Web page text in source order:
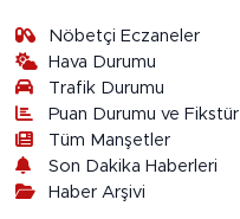
Nöbetçi Eczaneler
Hava Durumu
Trafik Durumu
Puan Durumu ve Fikstür
Tüm Manşetler
Son Dakika Haberleri
Haber Arşivi